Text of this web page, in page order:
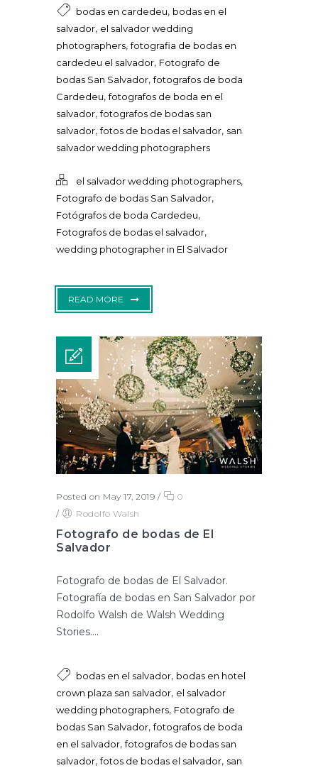
bodas en cardedeu, bodas en el
salvador, el salvador wedding
photographers,fotografia de bodas en
cardedeu el salvador, Fotografo de
bodas San Salvador,fotografos de boda
Cardedeu,fotografos de boda en el
salvador,fotografos de bodas san
salvador,fotos de bodas el salvador, san
salvador wedding photographers
el salvador wedding photographers,
Fotografo de bodas San Salvador,
Fotógrafos de boda Cardedeu,
Fotografos de bodas el salvador,
wedding photographer in El Salvador
READ MORE
Posted on May 17, 2019 /
0
/
Rodolfo Walsh
Fotografo de bodas de El
Salvador
Fotografo de bodas de El Salvador.
Fotografía de bodas en San Salvador por
Rodolfo Walsh de Walsh Wedding
Stories....
bodas en el salvador, bodas en hotel
crown plaza san salvador, el salvador
wedding photographers, Fotografo de
bodas San Salvador,fotografos de boda
en el salvador,fotografos de bodas san
salvador,fotos de bodas el salvador, san